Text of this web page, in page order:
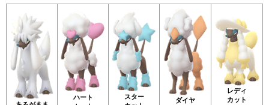
ハート
スター
ダイヤ
レディ
カット